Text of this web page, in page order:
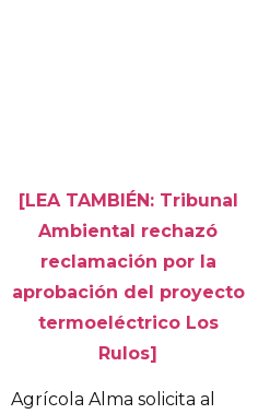
[LEA TAMBIÉN: Tribunal
Ambiental rechazó
reclamación por la
aprobación del proyecto
termoeléctrico Los
Rulos]
Agrícola Alma solicita al